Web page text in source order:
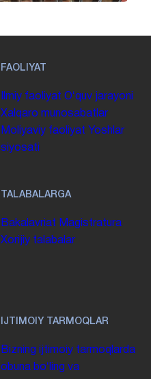
FAOLIYAT
Ilmiy faoliyat Oʻquv jarayoni
Xalqaro munosabatlar
Moliyaviy faoliyat Yoshlar
siyosati
TALABALARGA
Bakalavriat Magistratura
Xorijiy talabalar
IJTIMOIY TARMOQLAR
Bizning ijtimoiy tarmoqlarda
obuna boʻling va